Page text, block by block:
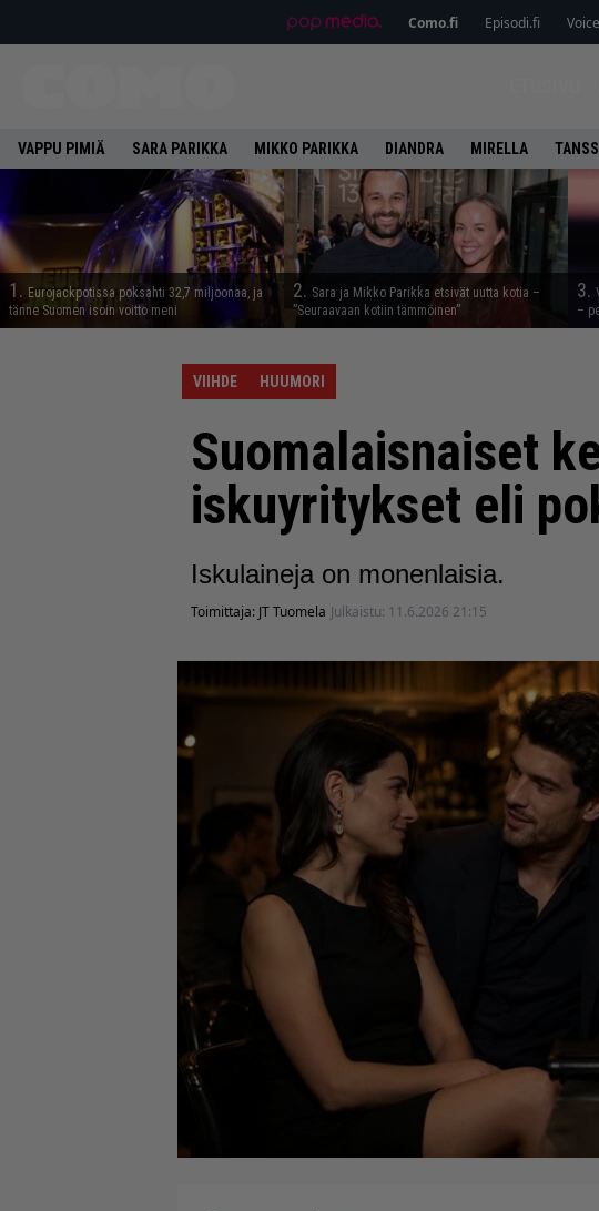
Como.fi Episodi.fi
VAPPU PIMIÄ SARA PARIKKA MIKKO PARIKKA DIANDRA MIRELLA
1. Eurojackpotissa poksahti 32,7 miljoonaa, ja
tänne Suomen isoin voitto meni
2. Sara ja Mikko Parikka etsivät uutta kotia –
”Seuraavaan kotiin tämmöinen”
3.
–
VIIHDE HUUMORI
Suomalaisnaiset
iskuyritykset eli
Iskulaineja on monenlaisia.
Toimittaja: JT Tuomela Julkaistu: 11.6.2026 21:15